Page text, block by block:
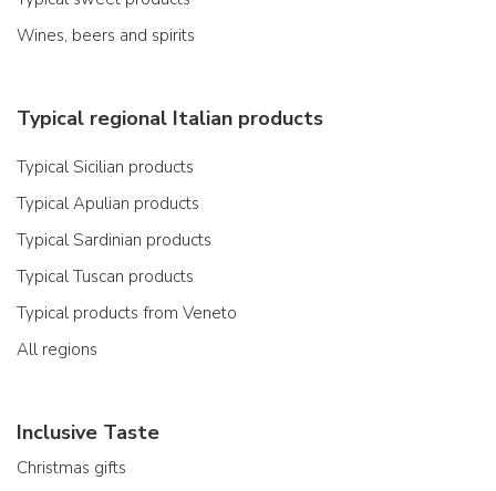
Wines, beers and spirits
Typical regional Italian products
Typical Sicilian products
Typical Apulian products
Typical Sardinian products
Typical Tuscan products
Typical products from Veneto
All regions
Inclusive Taste
Christmas gifts